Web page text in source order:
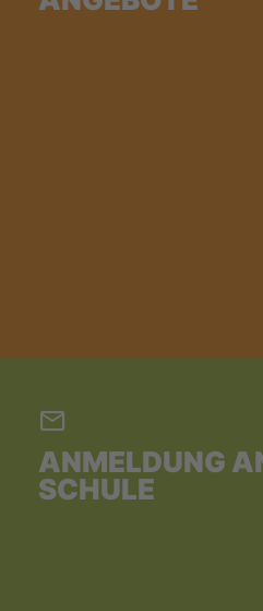
ANMELDUNG
SCHULE